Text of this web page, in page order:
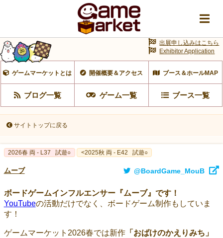
ゲームマーケットとは 開催概要＆アクセス ブース＆ホールMAP
ブログ一覧 ゲーム一覧 ブース一覧
出展申し込みはこちら
Exhibitor Application
サイトトップに戻る
2026春 両 - L37 試遊○ <2025秋 両 - E42 試遊○
ムーブ @BoardGame_MouB
ボードゲームインフルエンサー『ムーブ』です！
YouTubeの活動だけでなく、ボードゲーム制作もしていま
す！
ゲームマーケット2026春では新作「おばけのかえりみち」